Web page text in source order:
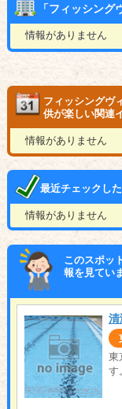
「フィッシン
情報がありません
フィッシングヴ
供が楽しい関連
情報がありません
最近チェックし
情報がありません
このスポッ
報を見てい
清
東
す